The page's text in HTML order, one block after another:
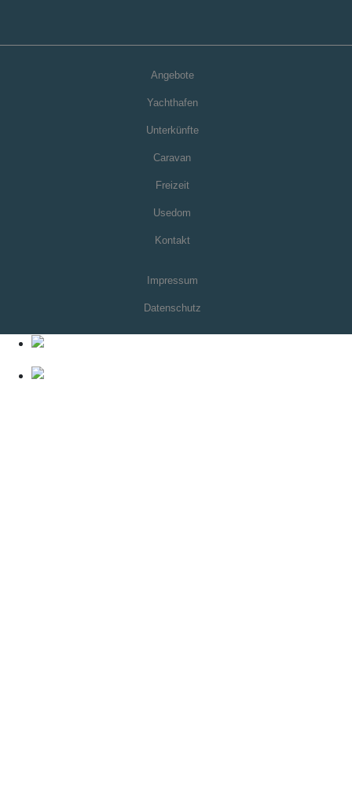
Angebote
Yachthafen
Unterkünfte
Caravan
Freizeit
Usedom
Kontakt
Impressum
Datenschutz